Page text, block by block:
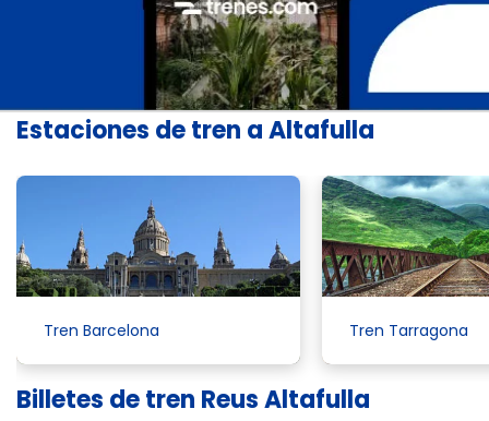
Estaciones de tren a Altafulla
Tren Barcelona Tren Tarragona
Billetes de tren Reus Altafulla